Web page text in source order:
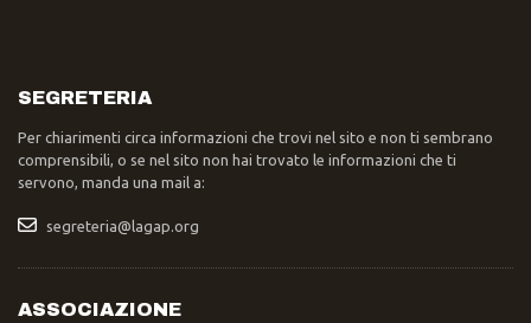
SEGRETERIA
Per chiarimenti circa informazioni che trovi nel sito e non ti sembrano
comprensibili, o se nel sito non hai trovato le informazioni che ti
servono, manda una mail a:
segreteria@lagap.org
ASSOCIAZIONE